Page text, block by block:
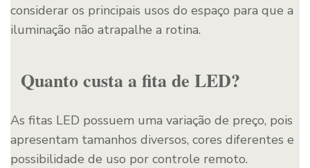
considerar os principais usos do espaço para que a
iluminação não atrapalhe a rotina.
Quanto custa a fita de LED?
As fitas LED possuem uma variação de preço, pois
apresentam tamanhos diversos, cores diferentes e
possibilidade de uso por controle remoto.